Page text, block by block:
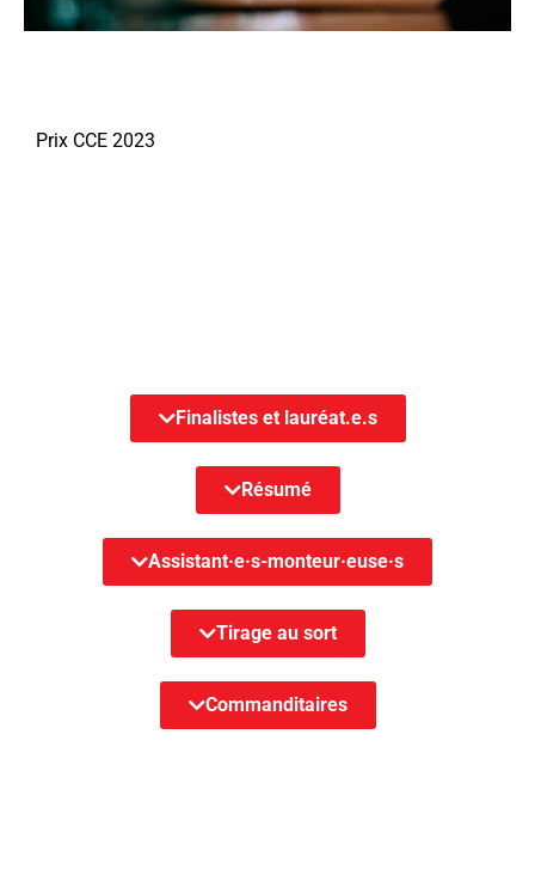
Prix CCE 2023
Finalistes et lauréat.e.s
Résumé
Assistant·e·s-monteur·euse·s
Tirage au sort
Commanditaires